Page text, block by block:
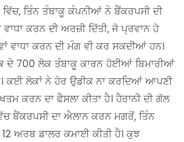
ਤਿੰਨ ਤੰਬਾਕੂ ਕੰਪਨੀਆਂ ਨੇ ਬੈਂਕਰਪਸੀ ਦੀ
ਕਰਨ ਦੀ ਅਰਜ਼ੀ ਦਿੱਤੀ, ਜੋ ਪ੍ਰਵਾਨ ਹੋ
ਵਾਧਾ ਕਰਨ ਦੀ ਮੰਗ ਵੀ ਕਰ ਸਕਦੀਆਂ ਹਨ।
ਦੇ 700 ਲੋਕ ਤੰਬਾਕੂ ਕਾਰਨ ਹੋਈਆਂ ਬਿਮਾਰੀਆਂ
ਕਈ ਲੋਕਾਂ ਨੇ ਹੋਰ ਉਡੀਕ ਨਾ ਕਰਦਿਆਂ ਆਪਣੀ
ਕਰਨ ਦਾ ਫੈਸਲਾ ਕੀਤਾ ਹੈ। ਹੈਰਾਨੀ ਦੀ ਗੱਲ
ਬੈਂਕਰਪਸੀ ਦਾ ਐਲਾਨ ਕਰਨ ਮਗਰੋਂ, ਤਿੰਨ
ਅਰਬ ਡਾਲਰ ਕਮਾਈ ਕੀਤੀ ਹੈ। ਕੁਝ